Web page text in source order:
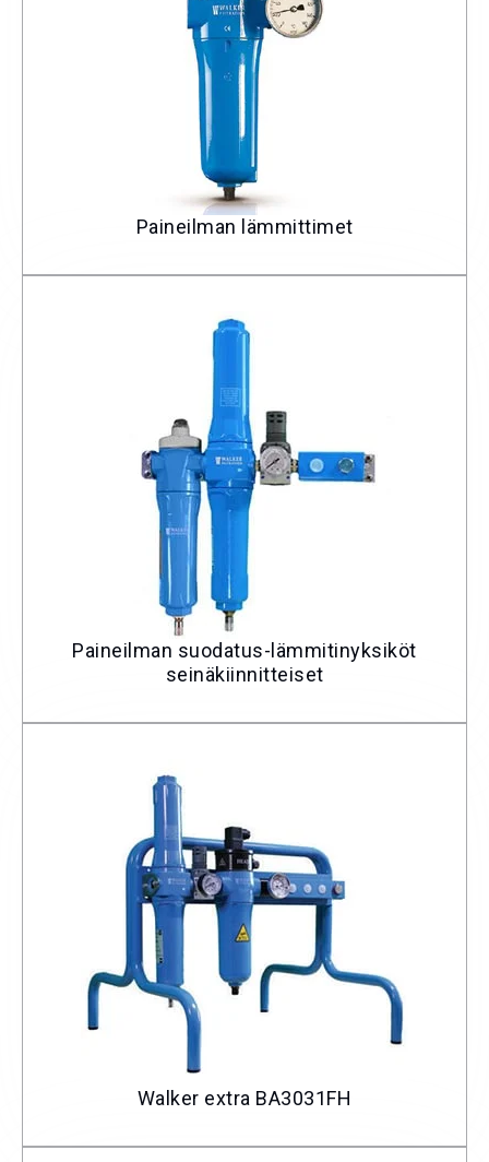
Paineilman lämmittimet
Paineilman suodatus-lämmitinyksiköt
seinäkiinnitteiset
Walker extra BA3031FH